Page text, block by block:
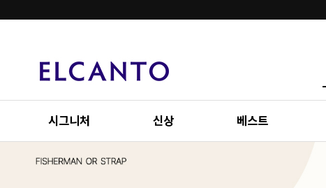
시그니처 신상 베스트